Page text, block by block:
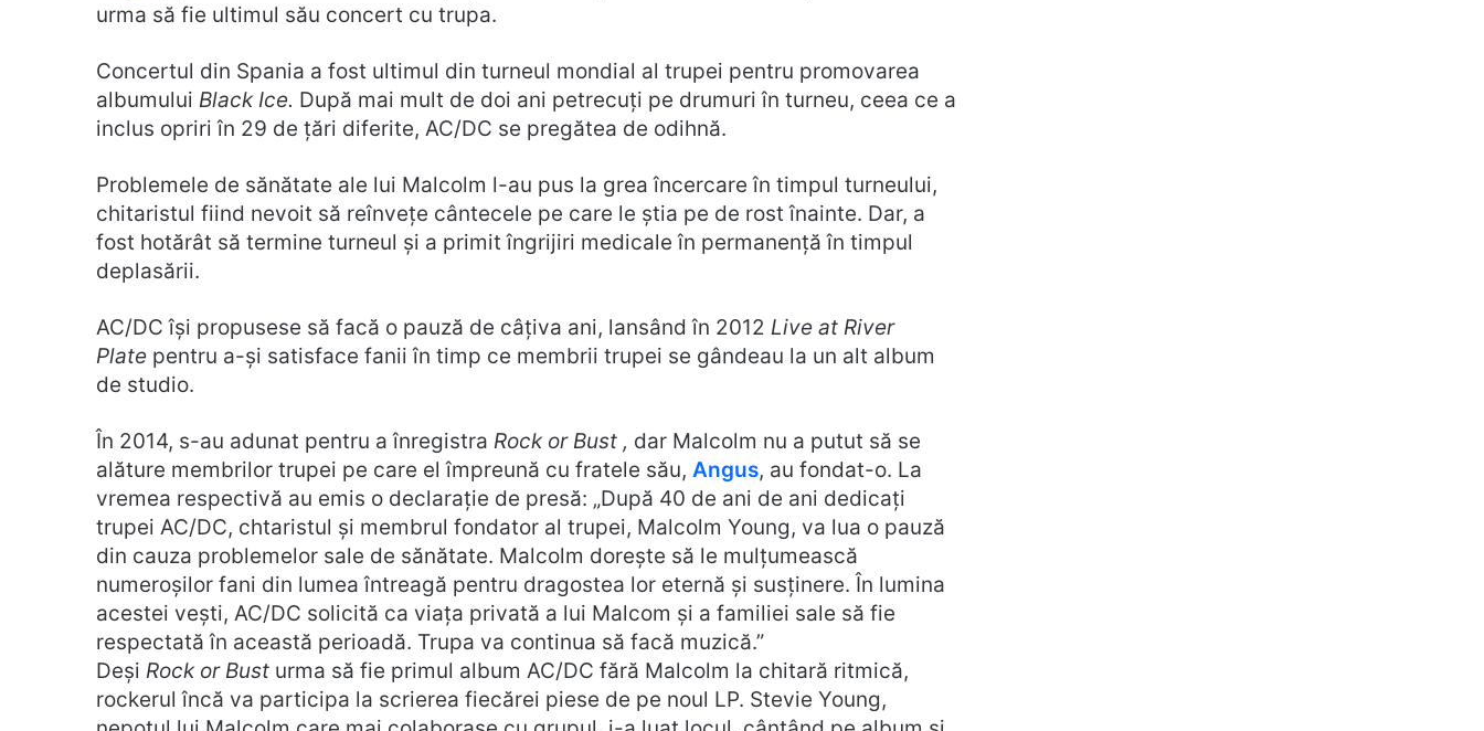
urma să fie ultimul său concert cu trupa.
Concertul din Spania a fost ultimul din turneul mondial al trupei pentru promovarea
albumului Black Ice. După mai mult de doi ani petrecuți pe drumuri în turneu, ceea ce a
inclus opriri în 29 de țări diferite, AC/DC se pregătea de odihnă.
Problemele de sănătate ale lui Malcolm l-au pus la grea încercare în timpul turneului,
chitaristul fiind nevoit să reînvețe cântecele pe care le știa pe de rost înainte. Dar, a
fost hotărât să termine turneul și a primit îngrijiri medicale în permanență în timpul
deplasării.
AC/DC își propusese să facă o pauză de câțiva ani, lansând în 2012 Live at River
Plate pentru a-și satisface fanii în timp ce membrii trupei se gândeau la un alt album
de studio.
În 2014, s-au adunat pentru a înregistra Rock or Bust , dar Malcolm nu a putut să se
alăture membrilor trupei pe care el împreună cu fratele său, Angus, au fondat-o. La
vremea respectivă au emis o declarație de presă: „După 40 de ani de ani dedicați
trupei AC/DC, chtaristul și membrul fondator al trupei, Malcolm Young, va lua o pauză
din cauza problemelor sale de sănătate. Malcolm dorește să le mulțumească
numeroșilor fani din lumea întreagă pentru dragostea lor eternă și susținere. În lumina
acestei vești, AC/DC solicită ca viața privată a lui Malcom și a familiei sale să fie
respectată în această perioadă. Trupa va continua să facă muzică.”
Deși Rock or Bust urma să fie primul album AC/DC fără Malcolm la chitară ritmică,
rockerul încă va participa la scrierea fiecărei piese de pe noul LP. Stevie Young,